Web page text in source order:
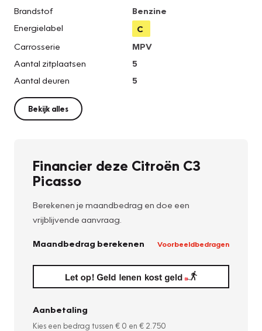
Brandstof
Benzine
Energielabel
C
Carrosserie
MPV
Aantal zitplaatsen
5
Aantal deuren
5
Bekijk alles
Financier deze Citroën C3
Picasso
Berekenen je maandbedrag en doe een
vrijblijvende aanvraag.
Maandbedrag berekenen Voorbeeldbedragen
Aanbetaling
Kies een bedrag tussen € 0 en € 2.750